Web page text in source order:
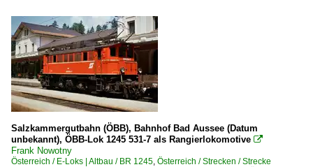
Salzkammergutbahn (ÖBB), Bahnhof Bad Aussee (Datum
unbekannt), ÖBB-Lok 1245 531-7 als Rangierlokomotive 
Frank Nowotny
Österreich / E-Loks | Altbau / BR 1245, Österreich / Strecken / Strecke